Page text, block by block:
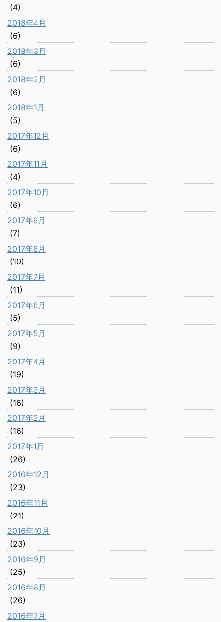
(4)
2018年4月
(6)
2018年3月
(6)
2018年2月
(6)
2018年1月
(5)
2017年12月
(6)
2017年11月
(4)
2017年10月
(6)
2017年9月
(7)
2017年8月
(10)
2017年7月
(11)
2017年6月
(5)
2017年5月
(9)
2017年4月
(19)
2017年3月
(16)
2017年2月
(16)
2017年1月
(26)
2016年12月
(23)
2016年11月
(21)
2016年10月
(23)
2016年9月
(25)
2016年8月
(26)
2016年7月